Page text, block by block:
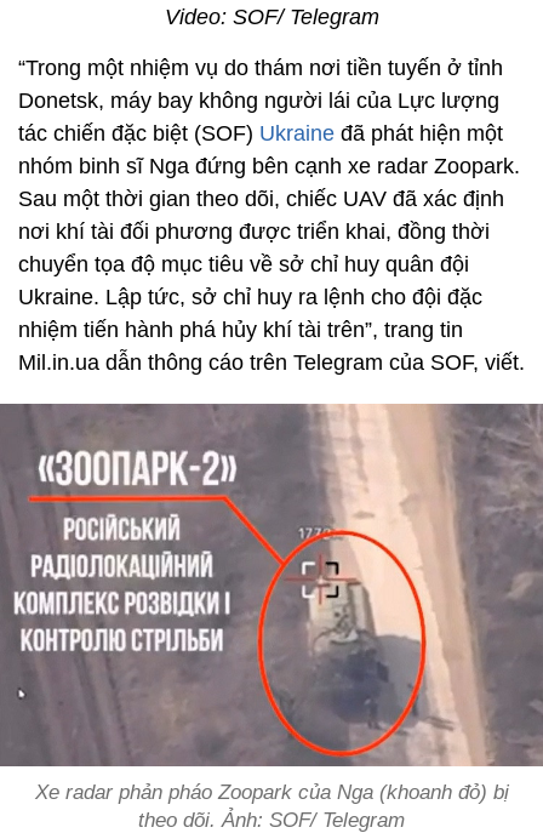
Video: SOF/ Telegram
“Trong một nhiệm vụ do thám nơi tiền tuyến ở tỉnh
Donetsk, máy bay không người lái của Lực lượng
tác chiến đặc biệt (SOF) Ukraine đã phát hiện một
nhóm binh sĩ Nga đứng bên cạnh xe radar Zoopark.
Sau một thời gian theo dõi, chiếc UAV đã xác định
nơi khí tài đối phương được triển khai, đồng thời
chuyển tọa độ mục tiêu về sở chỉ huy quân đội
Ukraine. Lập tức, sở chỉ huy ra lệnh cho đội đặc
nhiệm tiến hành phá hủy khí tài trên”, trang tin
Mil.in.ua dẫn thông cáo trên Telegram của SOF, viết.
Xe radar phản pháo Zoopark của Nga (khoanh đỏ) bị
theo dõi. Ảnh: SOF/ Telegram